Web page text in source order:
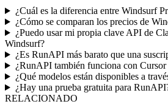
¿Cuál es la diferencia entre Windsurf
¿Cómo se comparan los precios de
¿Puedo usar mi propia clave API de
Windsurf?
¿Es RunAPI más barato que una
¿RunAPI también funciona con
¿Qué modelos están disponibles a
¿Hay una prueba gratuita para
RELACIONADO